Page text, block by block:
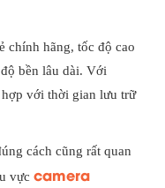
chính hãng, tốc độ cao
bền lâu dài. Với
với thời gian lưu trữ
cách cũng rất quan
vực camera